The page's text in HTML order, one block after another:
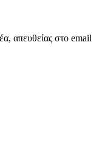
απευθείας στο email